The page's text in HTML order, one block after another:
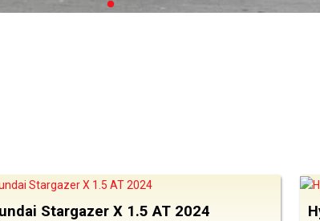
Stargazer X 1.5 AT 2024